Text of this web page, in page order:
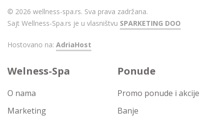
© 2026 wellness-spa.rs. Sva prava zadržana.
Sajt Wellness-Spa.rs je u vlasništvu SPARKETING DOO
Hostovano na: AdriaHost
Welness-Spa
O nama
Marketing
Ponude
Promo ponude i akcije
Banje